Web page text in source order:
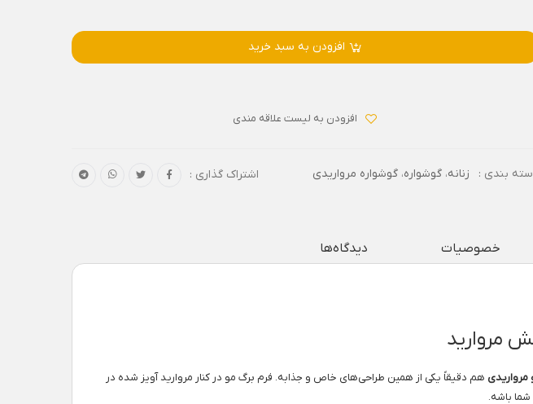
افزودن به سبد خرید
افزودن به لیست علاقه مندی
بندی : زنانه، گوشواره، گوشواره مرواریدی اشتراک گذاری :
خصوصیات دیدگاه‌ها
مروارید
هم دقیقاً یکی از همین طراحی‌های خاص و جذابه. فرم برگ مو در کنار مروارید آویز شده در
باشه.